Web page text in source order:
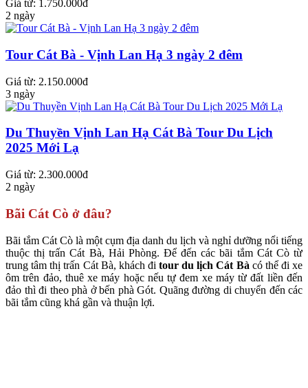
Giá từ: 1.750.000đ
2 ngày
Tour Cát Bà - Vịnh Lan Hạ 3 ngày 2 đêm
Giá từ: 2.150.000đ
3 ngày
Du Thuyền Vịnh Lan Hạ Cát Bà Tour Du Lịch
2025 Mới Lạ
Giá từ: 2.300.000đ
2 ngày
Bãi Cát Cò ở đâu?
Bãi tắm Cát Cò là một cụm địa danh du lịch và nghỉ dưỡng nổi tiếng
thuộc thị trấn Cát Bà, Hải Phòng. Để đến các bãi tắm Cát Cò từ
trung tâm thị trấn Cát Bà, khách đi tour du lịch Cát Bà có thể đi xe
ôm trên đảo, thuê xe máy hoặc nếu tự đem xe máy từ đất liền đến
đảo thì đi theo phà ở bến phà Gót. Quãng đường di chuyển đến các
bãi tắm cũng khá gần và thuận lợi.